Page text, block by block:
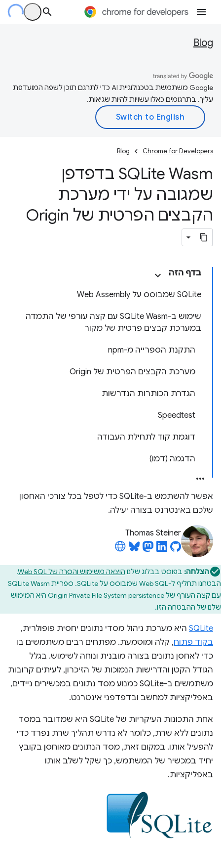
Blog
‫Google משתמשת בטכנולוגיית AI כדי לתרגם תוכן לשפה המועדפת
עליך. בתרגומים כאלו עשויות להיות שגיאות.
Chrome for Developers
Blog
SQLite Wasm בדפדפן
שמגובה על ידי מערכת
הקבצים הפרטית של Origin
בדף הזה
‫SQLite שמבוסס על Web Assembly
שימוש ב-SQLite Wasm עם קצה עורפי של התמדה
במערכת קבצים פרטית של מקור
התקנת הספרייה מ-npm
מערכת הקבצים הפרטית של Origin
הגדרת הכותרות הנדרשות
Speedtest
דוגמת קוד לתחילת העבודה
הדגמה (דמו)
אפשר להשתמש ב-SQLite כדי לטפל בכל צורכי האחסון
שלכם באינטרנט בצורה יעילה.
Thomas Steiner
הצלחה: בפוסט בבלוג שלנו הוצאה משימוש והסרה של Web SQL
,
הבטחנו תחליף ל-Web SQL שמבוסס על SQLite. ספריית SQLite Wasm
עם קצה העורף של Origin Private File System persistence היא המימוש
שלנו של ההבטחה הזו.
SQLite היא מערכת ניהול מסדי נתונים יחסית פופולרית,
בקוד פתוח, קלה ומוטמעת. מפתחים רבים משתמשים בו
כדי לאחסן נתונים בצורה מובנית ונוחה לשימוש. בגלל
הגודל הקטן והדרישות הנמוכות של הזיכרון, לעיתים קרובות
משתמשים ב-SQLite כמנוע מסד נתונים במכשירים ניידים,
באפליקציות למחשב ובדפדפני אינטרנט.
אחת התכונות העיקריות של SQLite היא שמדובר במסד
נתונים ללא שרת, כלומר לא נדרש תהליך שרת נפרד כדי
להפעיל אותו. במקום זאת, מסד הנתונים מאוחסן בקובץ
יחיד במכשיר של המשתמש, כך שקל לשלב אותו
באפליקציות.